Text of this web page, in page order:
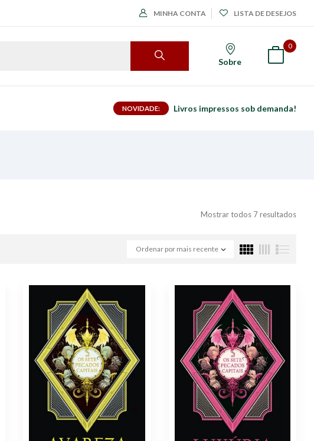
MINHA CONTA LISTA DE DESEJOS
Sobre
0
NOVIDADE: Livros impressos sob demanda!
Mostrar todos 7 resultados
Ordenar por mais recente